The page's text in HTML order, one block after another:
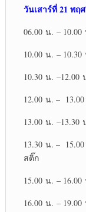
วันเสาร์ที่ 21 พฤ
06.00 น. –
10.00 น. –
10.30 น.
12.00 น. –
13.00 น.
13.30 น. –
สติ๊ก
15.00 น. –
16.00 น. –